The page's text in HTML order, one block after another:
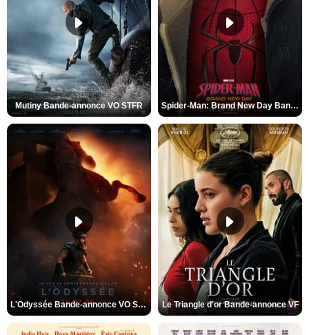
Mutiny Bande-annonce VO STFR Spider-Man: Brand New Day Bande-annonce VO STFR
L'Odyssée Bande-annonce VO STFR Le Triangle d'or Bande-annonce VF